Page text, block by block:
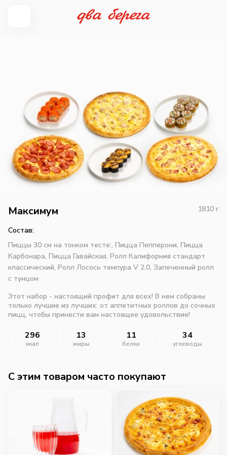
Максимум 1810 г
Состав:
Пиццы 30 см на тонком тесте:, Пицца Пепперони, Пицца
Карбонара, Пицца Гавайская, Ролл Калифорния стандарт
классический, Ролл Лосось темпура V 2.0, Запеченный ролл
с тунцом
Этот набор - настоящий профит для всех! В нем собраны
только лучшие из лучших: от аппетитных роллов до сочных
пицц, чтобы принести вам настоящее удовольствие!
296
ккал
13
жиры
11
белки
34
углеводы
C этим товаром часто покупают